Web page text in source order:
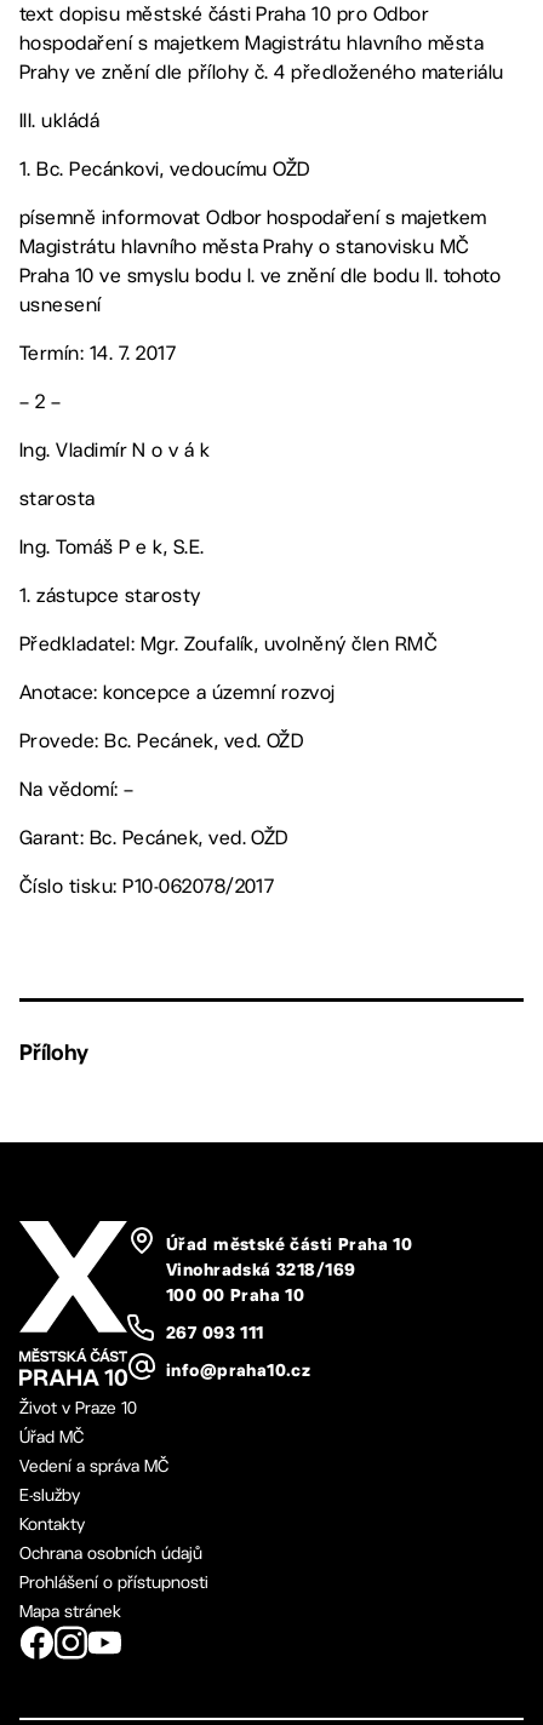
text dopisu městské části Praha 10 pro Odbor
hospodaření s majetkem Magistrátu hlavního města
Prahy ve znění dle přílohy č. 4 předloženého materiálu
III. ukládá
1. Bc. Pecánkovi, vedoucímu OŽD
písemně informovat Odbor hospodaření s majetkem
Magistrátu hlavního města Prahy o stanovisku MČ
Praha 10 ve smyslu bodu I. ve znění dle bodu II. tohoto
usnesení
Termín: 14. 7. 2017
– 2 –
Ing. Vladimír N o v á k
starosta
Ing. Tomáš P e k, S.E.
1. zástupce starosty
Předkladatel: Mgr. Zoufalík, uvolněný člen RMČ
Anotace: koncepce a územní rozvoj
Provede: Bc. Pecánek, ved. OŽD
Na vědomí: –
Garant: Bc. Pecánek, ved. OŽD
Číslo tisku: P10-062078/2017
Přílohy
Úřad městské části Praha 10
Vinohradská 3218/169
100 00 Praha 10
267 093 111
info@praha10.cz
Život v Praze 10
Úřad MČ
Vedení a správa MČ
E-služby
Kontakty
Ochrana osobních údajů
Prohlášení o přístupnosti
Mapa stránek